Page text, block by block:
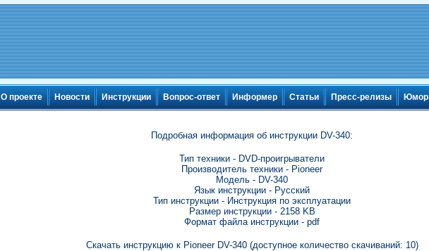
О проекте Новости Инструкции Вопрос-ответ Информер Статьи Пресс-релизы Юмор
Подробная информация об инструкции DV-340:
Тип техники - DVD-проигрыватели
Производитель техники - Pioneer
Модель - DV-340
Язык инструкции - Русский
Тип инструкции - Инструкция по эксплуатации
Размер инструкции - 2158 KB
Формат файла инструкции - pdf
Скачать инструкцию к Pioneer DV-340 (доступное количество скачиваний: 10)